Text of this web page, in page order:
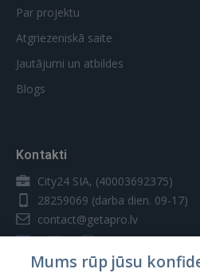
Par projektu
Atgriezeniskā saite
Jautājumi un atbildes
Blogs
Kontakti
City24 SIA, (40003692375)
28259069 (darba dien. 09-17)
contact@getapro.lv
Mums rūp jūsu